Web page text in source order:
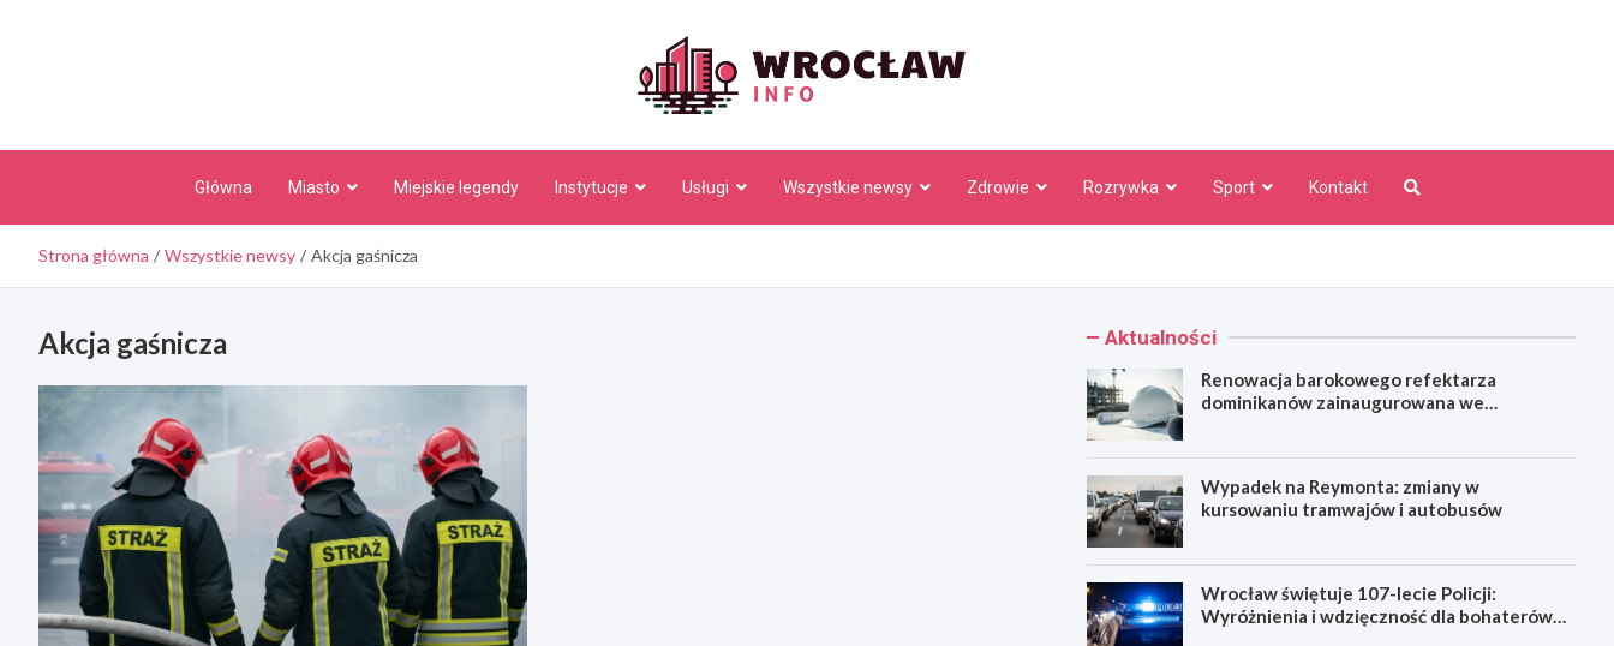
Główna Miasto Miejskie legendy Instytucje Usługi Wszystkie newsy Zdrowie Rozrywka Sport Kontakt
Strona główna Wszystkie newsy Akcja gaśnicza
Akcja gaśnicza Aktualności
Renowacja barokowego refektarza
dominikanów zainaugurowana we
Wypadek na Reymonta: zmiany w
kursowaniu tramwajów i autobusów
Wrocław świętuje 107-lecie Policji:
Wyróżnienia i wdzięczność dla bohaterów